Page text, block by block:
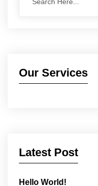
Our Services
Latest Post
Hello World!